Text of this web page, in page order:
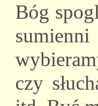
Bóg
czy